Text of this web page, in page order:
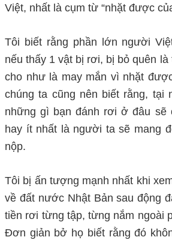
Việt, nhất là cụm từ “nhặt được
Tôi biết rằng phần lớn người
nếu thấy 1 vật bị rơi, bị bỏ quên
cho như là may mắn vì nhặt
chúng ta cũng nên biết rằng, tại
những gì bạn đánh rơi ở đâu sẽ
hay ít nhất là người ta sẽ mang
nộp.
Tôi bị ấn tượng mạnh nhất khi
về đất nước Nhật Bản sau động
tiền rơi từng tập, từng nắm ngoài
Đơn giản bở họ biết rằng đó